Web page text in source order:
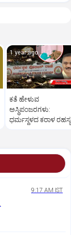
1 year ago
ಕತೆ ಹೇಳುವ
ಅಸ್ಥಿಪಂಜರಗಳು:
ಧರ್ಮಸ್ಥಳದ‌ ಕರಾಳ ರಹಸ್ಯ
9:17 AM IST